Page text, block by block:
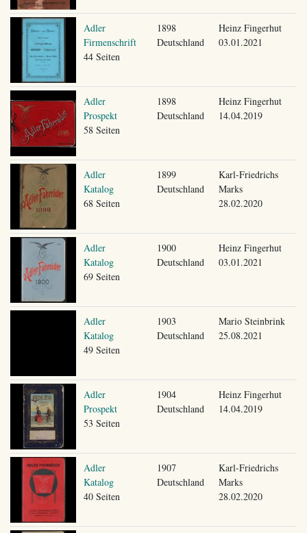
Adler
Firmenschrift
44 Seiten
1898
Deutschland
Heinz Fingerhut
03.01.2021
Adler
Prospekt
58 Seiten
1898
Deutschland
Heinz Fingerhut
14.04.2019
Adler
Katalog
68 Seiten
1899
Deutschland
Karl-Friedrichs
Marks
28.02.2020
Adler
Katalog
69 Seiten
1900
Deutschland
Heinz Fingerhut
03.01.2021
Adler
Katalog
49 Seiten
1903
Deutschland
Mario Steinbrink
25.08.2021
Adler
Prospekt
53 Seiten
1904
Deutschland
Heinz Fingerhut
14.04.2019
Adler
Katalog
40 Seiten
1907
Deutschland
Karl-Friedrichs
Marks
28.02.2020